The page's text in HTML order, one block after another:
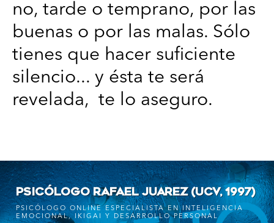
no, tarde o temprano, por las
buenas o por las malas. Sólo
tienes que hacer suficiente
silencio... y ésta te será
revelada, te lo aseguro.
PSICÓLOGO RAFAEL JUAREZ (UCV, 1997)
PSICÓLOGO ONLINE ESPECIALISTA EN INTELIGENCIA
EMOCIONAL, IKIGAI Y DESARROLLO PERSONAL